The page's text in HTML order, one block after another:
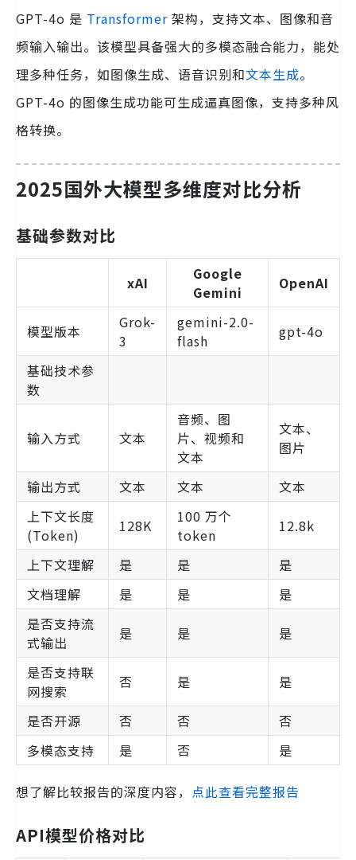
GPT-4o 是 Transformer 架构，支持文本、图像和音
频输入输出。该模型具备强大的多模态融合能力，能处
理多种任务，如图像生成、语音识别和文本生成。
GPT-4o 的图像生成功能可生成逼真图像，支持多种风
格转换。
2025国外大模型多维度对比分析
基础参数对比
xAI
Google
Gemini
OpenAI
模型版本
Grok-
3
gemini-2.0-
flash
gpt-4o
基础技术参
数
输入方式 文本
音频、图
片、视频和
文本
文本、
图片
输出方式 文本 文本
文本
上下文长度
(Token)
128K
100 万个
token
12.8k
上下文理解 是 是
是
文档理解
是 是
是
是否支持流
式输出
是 是 是
是否支持联
网搜索
否 是 是
是否开源 否 否
否
多模态支持
是 否 是
想了解比较报告的深度内容， 点此查看完整报告
API模型价格对比